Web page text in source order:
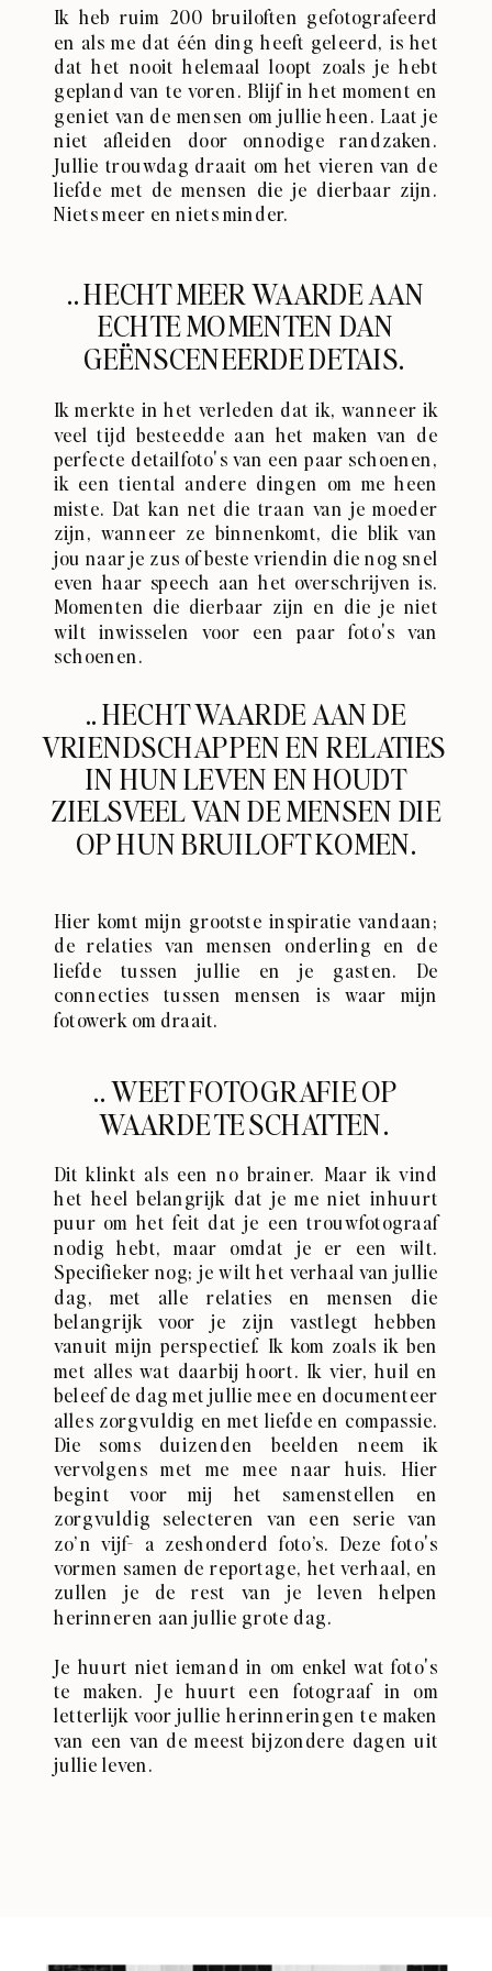
Ik heb ruim 200 bruiloften gefotografeerd
en als me dat één ding heeft geleerd, is het
dat het nooit helemaal loopt zoals je hebt
gepland van te voren. Blijf in het moment en
geniet van de mensen om jullie heen. Laat je
niet afleiden door onnodige randzaken.
Jullie trouwdag draait om het vieren van de
liefde met de mensen die je dierbaar zijn.
Niets meer en niets minder.
.. HECHT MEER WAARDE AAN
ECHTE MOMENTEN DAN
GEËNSCENEERDE DETAIS.
Ik merkte in het verleden dat ik, wanneer ik
veel tijd besteedde aan het maken van de
perfecte detailfoto's van een paar schoenen,
ik een tiental andere dingen om me heen
miste. Dat kan net die traan van je moeder
zijn, wanneer ze binnenkomt, die blik van
jou naar je zus of beste vriendin die nog snel
even haar speech aan het overschrijven is.
Momenten die dierbaar zijn en die je niet
wilt inwisselen voor een paar foto's van
schoenen.
.. HECHT WAARDE AAN DE
VRIENDSCHAPPEN EN RELATIES
IN HUN LEVEN EN HOUDT
ZIELSVEEL VAN DE MENSEN DIE
OP HUN BRUILOFT KOMEN.
Hier komt mijn grootste inspiratie vandaan;
de relaties van mensen onderling en de
liefde tussen jullie en je gasten. De
connecties tussen mensen is waar mijn
fotowerk om draait.
.. WEET FOTOGRAFIE OP
WAARDE TE SCHATTEN.
Dit klinkt als een no brainer. Maar ik vind
het heel belangrijk dat je me niet inhuurt
puur om het feit dat je een trouwfotograaf
nodig hebt, maar omdat je er een wilt.
Specifieker nog; je wilt het verhaal van jullie
dag, met alle relaties en mensen die
belangrijk voor je zijn vastlegt hebben
vanuit mijn perspectief. Ik kom zoals ik ben
met alles wat daarbij hoort. Ik vier, huil en
beleef de dag met jullie mee en documenteer
alles zorgvuldig en met liefde en compassie.
Die soms duizenden beelden neem ik
vervolgens met me mee naar huis. Hier
begint voor mij het samenstellen en
zorgvuldig selecteren van een serie van
zo’n vijf- a zeshonderd foto’s. Deze foto's
vormen samen de reportage, het verhaal, en
zullen je de rest van je leven helpen
herinneren aan jullie grote dag.
Je huurt niet iemand in om enkel wat foto's
te maken. Je huurt een fotograaf in om
letterlijk voor jullie herinneringen te maken
van een van de meest bijzondere dagen uit
jullie leven.